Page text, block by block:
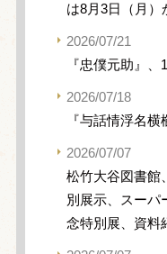
は8月3日（月）
2026/07/21
『忠僕元助』
2026/07/18
『与話情浮名
2026/07/07
松竹大谷図書館
別展示、スーパ
念特別展、資料